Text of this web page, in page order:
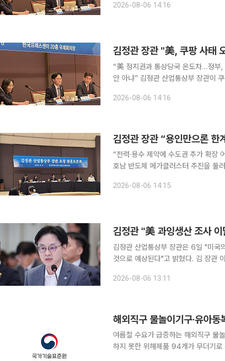
이어지는 가운데, 핵심 연구인력에 대
2026-08-06 14:16
김정관 장관 "美, 쿠팡 사태
“美 정치권과 통상당국 온도차…정부,
안 아냐” 김정관 산업통상부 장관이 쿠팡 개인정보 유출 사태를 둘러싼 한미 간 시각차와 관련해 미
밝혔다. 다만 이번 사안이 한미동맹을
2026-08-06 14:16
김정관 장관 “용인만으론
“전력·용수 제약에 수도권 추가 확장 어려워”“중
호남 반도체 메가클러스터 추진을 둘
업의 예상보다 빠른 추격을 거론하며
2026-08-06 14:15
김정관 "美 과잉생산 조사
김정관 산업통상부 장관은 6일 "미국
것으로 예상된다"고 밝혔다. 김 장관 이날 서울 프레스센터에서 열린 관훈토론회에서 과잉생산 조사
다"며 "원래 7월 말 발표가 거론됐으
2026-08-06 13:11
해외직구 물놀이기구·유아
여름철 수요가 급증하는 해외직구 물
하지 못한 위해제품 94개가 무더기로 적발돼 국내 유